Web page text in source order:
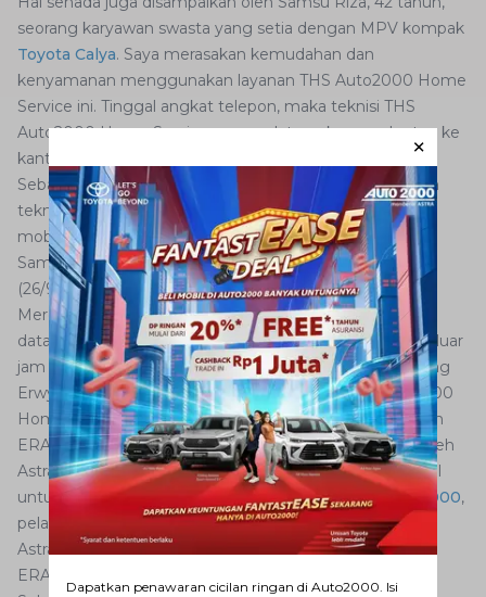
seorang karyawan swasta yang setia dengan MPV kompak
Toyota Calya. Saya merasakan kemudahan dan
kenyamanan menggunakan layanan THS Auto2000 Home
Service ini. Tinggal angkat telepon, maka teknisi THS
Auto2000 Home Service segera datang ke rumah atau ke
kantor. Teknisi yang datang pun ramah dan profesional.
Sebagai konsumen, saya merasakan kedekatan dengan
teknisi sehingga komunikasi mengenai masalah teknis
mobil dapat didiskusikan dengan baik dan terbuka, jelas
Samsu di kawasan wisata Puncak Mas, Lampung, Rabu
(26/9/2018).
Mereka cepat dan responsif, angkat telepon langsung
datang, bahkan mereka tetap mau membantu kami di luar
jam kerja, terutama menyangkut masalah darurat, terang
Erwyn. Untuk urusan darurat, biasanya tim THS Auto2000
Home Service Lampung akan berkoordinasi dengan tim
ERA (Emergency Roadside Assistance) yang dikelola oleh
AstraWorld dan beroperasi selama 24 jam penuh. Spesial
untuk pembeli mobil Toyota lewatdealer resmi Auto2000,
pelanggan bisa langsung mendapatkan keanggotaan
AstraWorld dan berhak atas segala bentuk bantuan dari
ERA selama 5 tahun secara gratis.
Dapatkan penawaran cicilan ringan di Auto2000. Isi